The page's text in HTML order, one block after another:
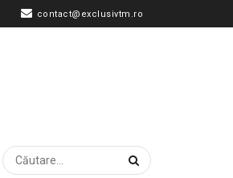
contact@exclusivtm.ro